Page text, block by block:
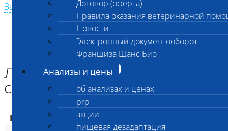
Заказать звонок с сайтаДоговор (оферта)
Правила оказания ветеринарной
Новости
Электронный документооборот
Франшиза Шанс Био
Анализы и цены
об анализах и ценах
prp
акции
пищевая дезадаптация
Главная страница
Анализы и цены
ГЕНЕТИКА СОБАК
Локус S (белая пятнистость) собак
Локус S (белая пятнистость)
собак
Код Наименование услуг
Цена, руб.